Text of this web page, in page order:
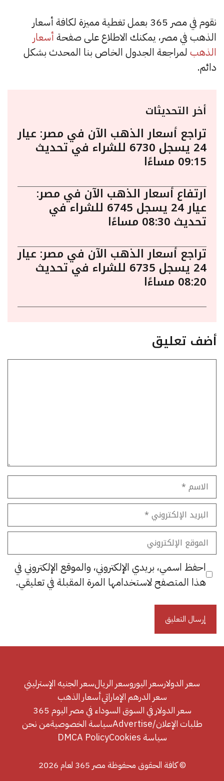
نقوم في مصر 365 بعمل تغطية مميزة لكافة أسعار
الذهب في مصر، يمكنك الاطلاع على صفحة أسعار
الذهب لمراجعة الجدول الخاص بنا المحدث بشكل
دائم.
أخر التحديثات
تراجع أسعار الذهب الآن في مصر: عيار
24 يسجل 6730 للشراء في تحديث
09:15 مساءًا
ارتفاع أسعار الذهب الآن في مصر:
عيار 24 يسجل 6745 للشراء في
تحديث 08:30 مساءًا
تراجع أسعار الذهب الآن في مصر: عيار
24 يسجل 6735 للشراء في تحديث
08:20 مساءًا
أضف تعليق
الاسم
البريد
الإلكتروني
الموقع
الإلكتروني
احفظ اسمي، بريدي الإلكتروني، والموقع الإلكتروني في
هذا المتصفح لاستخدامها المرة المقبلة في تعليقي.
سعر الدولارسعر اليوروسعر الريالسعر الجنيه الإسترليني
سعر الدرهم الإماراتيأسعار الذهب
سعر الدولار في السوق السوداء في مصر اليوم 365
طلبات الإعلان/Advertise
سياسة الخصوصيةمن نحن
سياسة Cookies
DMCA Policy
© كافة الحقوق محفوظة مصر 365 لعام 2026